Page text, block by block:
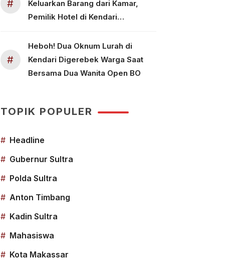
#
Keluarkan Barang dari Kamar,
Pemilik Hotel di Kendari
#
Heboh! Dua Oknum Lurah di
Kendari Digerebek Warga Saat
Bersama Dua Wanita Open BO
TOPIK POPULER
# Headline
# Gubernur Sultra
# Polda Sultra
# Anton Timbang
# Kadin Sultra
# Mahasiswa
# Kota Makassar